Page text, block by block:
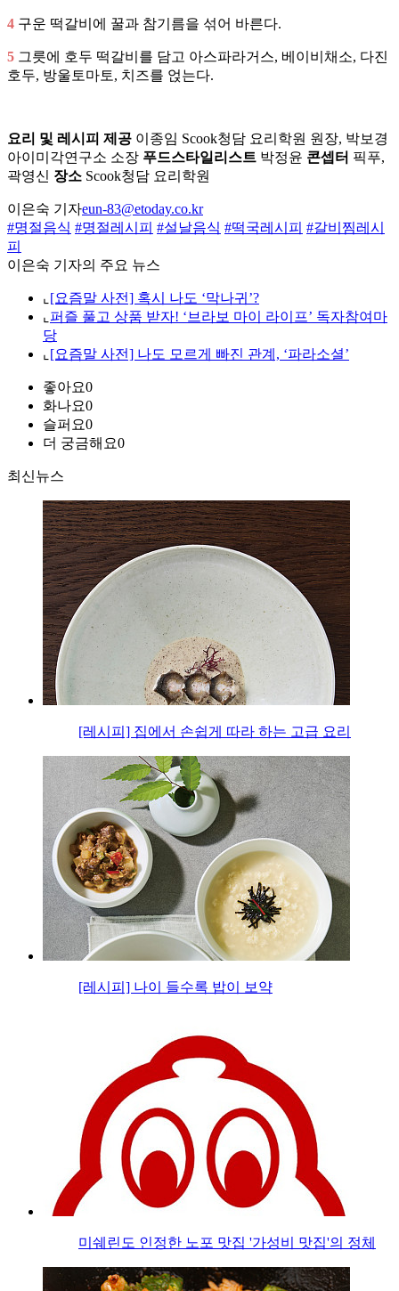
4 구운 떡갈비에 꿀과 참기름을 섞어 바른다.
5 그릇에 호두 떡갈비를 담고 아스파라거스, 베이비채소, 다진
호두, 방울토마토, 치즈를 얹는다.
요리 및 레시피 제공 이종임 Scook청담 요리학원 원장, 박보경
아이미각연구소 소장 푸드스타일리스트 박정윤 콘셉터 픽푸,
곽영신 장소 Scook청담 요리학원
이은숙 기자eun-83@etoday.co.kr
#명절음식 #명절레시피 #설날음식 #떡국레시피 #갈비찜레시
피
이은숙 기자의 주요 뉴스
⌞ [요즘말 사전] 혹시 나도 ‘막나귀’?
⌞ 퍼즐 풀고 상품 받자! ‘브라보 마이 라이프’ 독자참여마
당
⌞ [요즘말 사전] 나도 모르게 빠진 관계, ‘파라소셜’
좋아요0
화나요0
슬퍼요0
더 궁금해요0
최신뉴스
[레시피] 집에서 손쉽게 따라 하는 고급 요리
[레시피] 나이 들수록 밥이 보약
미쉐린도 인정한 노포 맛집 '가성비 맛집'의 정체